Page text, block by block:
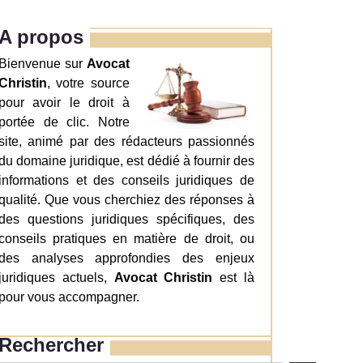
propos
sur Avocat
, votre source
avoir le droit à
de clic. Notre
animé par des rédacteurs passionnés
domaine juridique, est dédié à fournir des
et des conseils juridiques de
Que vous cherchiez des réponses à
questions juridiques spécifiques, des
pratiques en matière de droit, ou
analyses approfondies des enjeux
actuels, Avocat Christin est là
vous accompagner.